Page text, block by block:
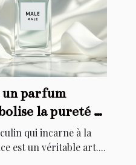
parfum
la pureté et
qui incarne à la
est un véritable art....